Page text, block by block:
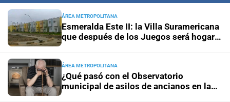
ÁREA METROPOLITANA
Esmeralda Este II: la Villa Suramericana
que después de los Juegos será hogar
ÁREA METROPOLITANA
¿Qué pasó con el Observatorio
municipal de asilos de ancianos en la